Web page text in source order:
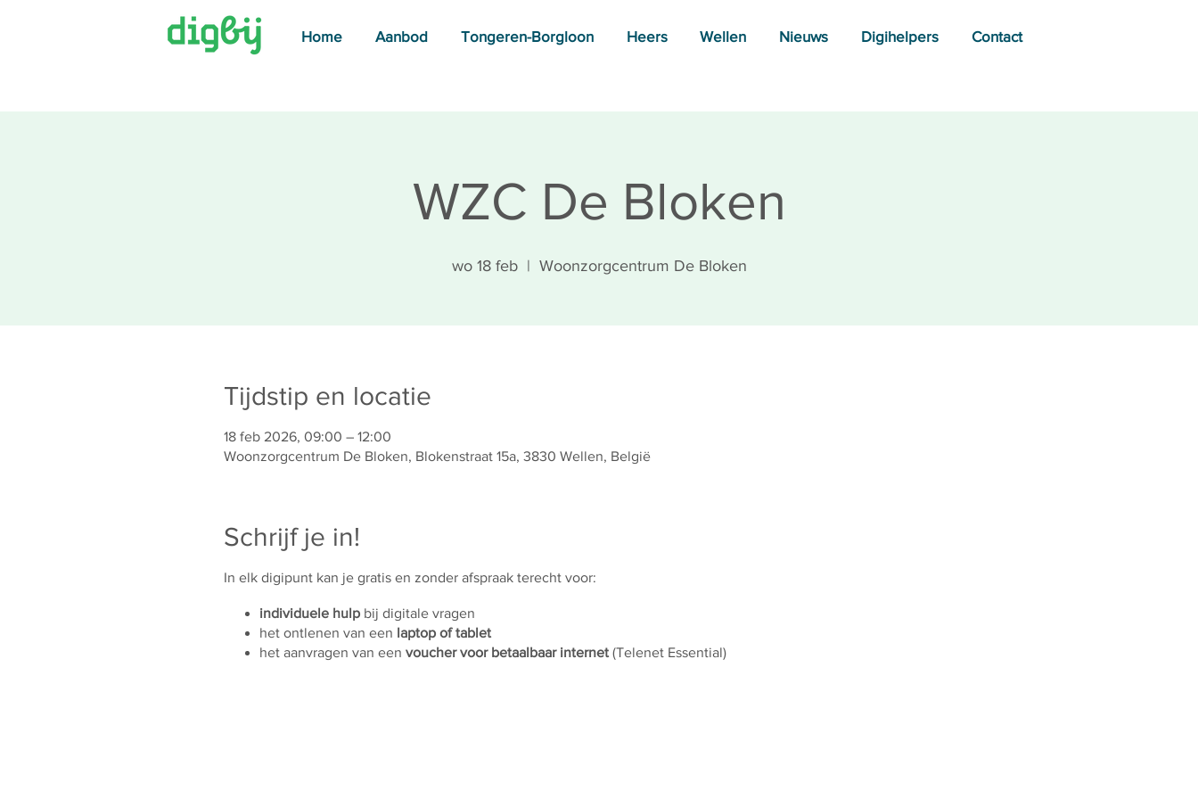
Home Aanbod Tongeren-Borgloon Heers Wellen Nieuws Digihelpers Contact
WZC De Bloken
wo 18 feb
  |
Woonzorgcentrum De Bloken
Tijdstip en locatie
18 feb 2026, 09:00 – 12:00
Woonzorgcentrum De Bloken, Blokenstraat 15a, 3830 Wellen, België
Schrijf je in!
In elk digipunt kan je gratis en zonder afspraak terecht voor:
individuele hulpbij digitale vragen
het ontlenen van een laptop of tablet
het aanvragen van een voucher voor betaalbaar internet(Telenet Essential)